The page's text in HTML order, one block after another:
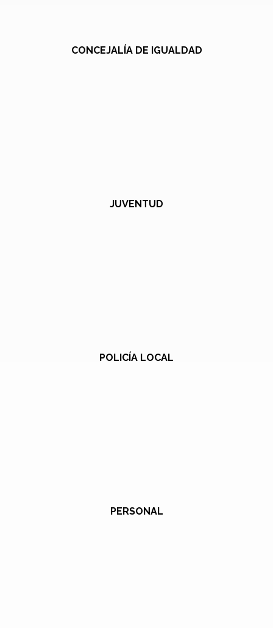
CONCEJALÍA DE IGUALDAD
JUVENTUD
POLICÍA LOCAL
PERSONAL